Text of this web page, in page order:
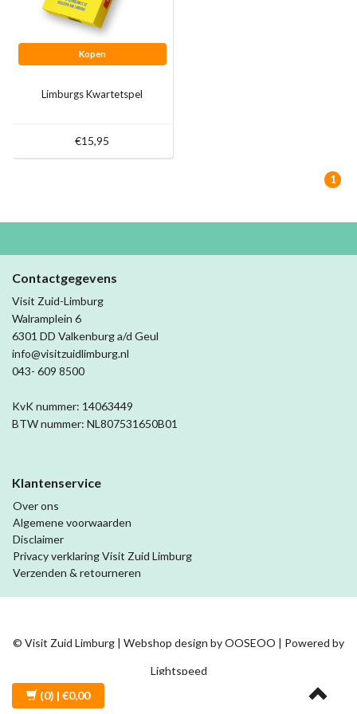
Kopen
Limburgs Kwartetspel
€15,95
1
Contactgegevens
Visit Zuid-Limburg
Walramplein 6
6301 DD Valkenburg a/d Geul
info@visitzuidlimburg.nl
043- 609 8500
KvK nummer: 14063449
BTW nummer: NL807531650B01
Klantenservice
Over ons
Algemene voorwaarden
Disclaimer
Privacy verklaring Visit Zuid Limburg
Verzenden & retourneren
© Visit Zuid Limburg | Webshop design byOOSEOO | Powered by
Lightspeed
(0) | €0,00